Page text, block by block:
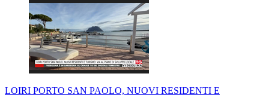
LOIRI PORTO SAN PAOLO, NUOVI RESIDENTI E